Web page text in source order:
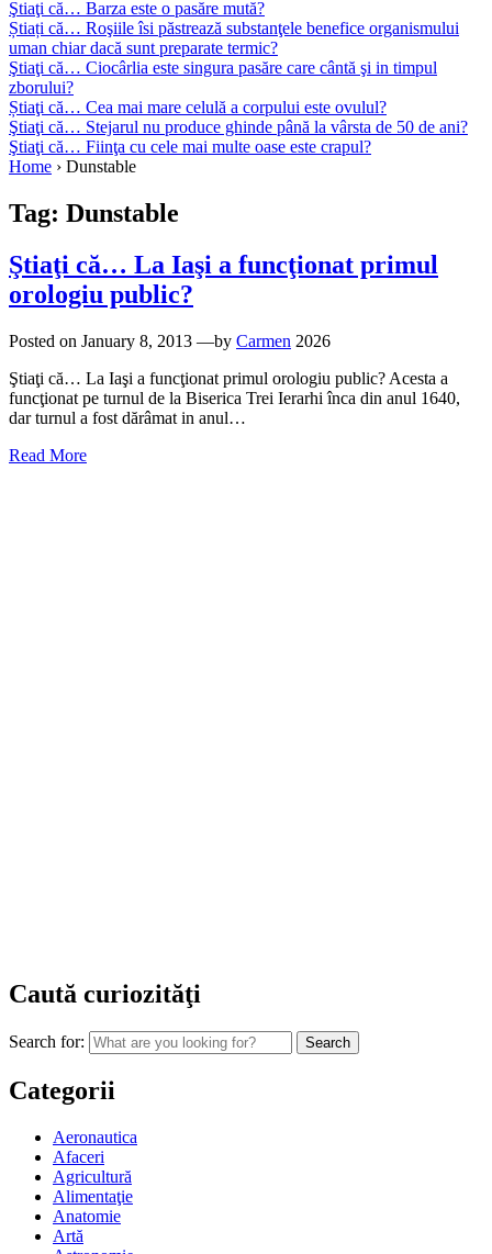
Ştiaţi că… Barza este o pasăre mută?
Știați că… Roşiile îsi păstrează substanţele benefice organismului
uman chiar dacă sunt preparate termic?
Ştiaţi că… Ciocârlia este singura pasăre care cântă şi in timpul
zborului?
Știaţi că… Cea mai mare celulă a corpului este ovulul?
Ştiaţi că… Stejarul nu produce ghinde până la vârsta de 50 de ani?
Ştiaţi că… Fiinţa cu cele mai multe oase este crapul?
Home › Dunstable
Tag: Dunstable
Ştiaţi că… La Iaşi a funcţionat primul
orologiu public?
Posted on January 8, 2013 —by Carmen 2026
Ştiaţi că… La Iaşi a funcţionat primul orologiu public? Acesta a
funcţionat pe turnul de la Biserica Trei Ierarhi înca din anul 1640,
dar turnul a fost dărâmat in anul…
Read More
Caută curiozităţi
Search for:
Categorii
Aeronautica
Afaceri
Agricultură
Alimentaţie
Anatomie
Artă